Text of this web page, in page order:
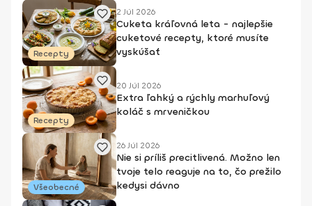
Recepty
2 Júl 2026
Cuketa kráľovná leta - najlepšie
cuketové recepty, ktoré musíte
vyskúšať
Recepty
20 Júl 2026
Extra ľahký a rýchly marhuľový
koláč s mrveničkou
Všeobecné
26 Júl 2026
Nie si príliš precitlivená. Možno len
tvoje telo reaguje na to, čo prežilo
kedysi dávno